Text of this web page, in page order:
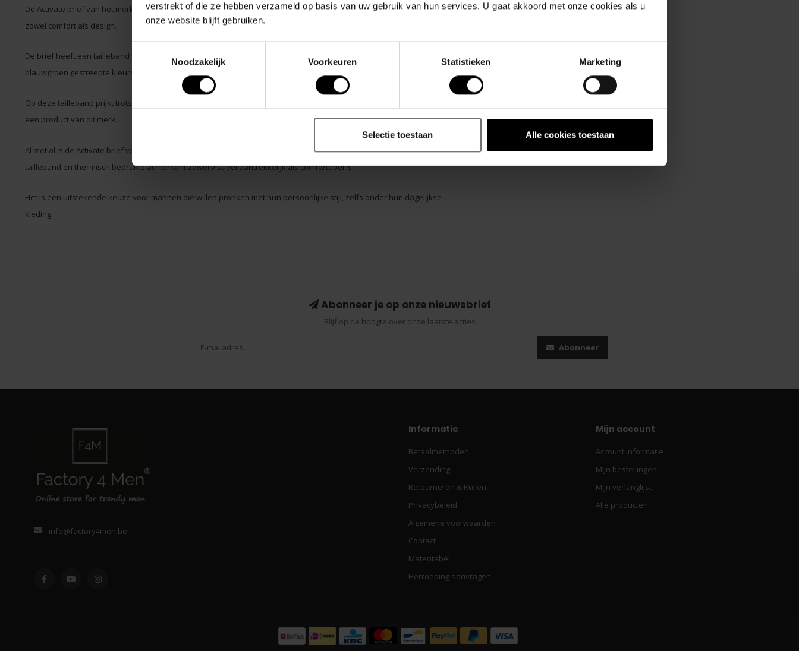
verstrekt of die ze hebben verzameld op basis van uw gebruik van hun services. U gaat akkoord met onze cookies als u
onze website blijft gebruiken.
Noodzakelijk
Voorkeuren Statistieken Marketing
Selectie toestaan Alle cookies toestaan
De Activate brief van het merk PUMP! is een opvallend en stijlvol ondergoedstuk dat ontworpen is met aandacht voor
zowel comfort als design.
De brief heeft een tailleband van 45 mm breed, die is uitgevoerd in een aantrekkelijke crème/dieppaars/retro
blauwgroen gestreepte kleurstelling.
Op deze tailleband prijkt trots het Retro blauwgroene logo van het merk PUMP!, waardoor het direct herkenbaar is als
een product van dit merk.
Al met al is de Activate brief van PUMP! een hoogwaardig ondergoedstuk dat met zijn opvallende kleuren, brede
tailleband en thermisch bedrukte achterkant zowel visueel aantrekkelijk als comfortabel is.
Het is een uitstekende keuze voor mannen die willen pronken met hun persoonlijke stijl, zelfs onder hun dagelijkse
kleding.
Abonneer je op onze nieuwsbrief
Blijf op de hoogte over onze laatste acties
Abonneer
info@factory4men.be
Informatie
Betaalmethoden
Verzending
Retourneren & Ruilen
Privacybeleid
Algemene voorwaarden
Contact
Matentabel
Herroeping aanvragen
Mijn account
Account informatie
Mijn bestellingen
Mijn verlanglijst
Alle producten